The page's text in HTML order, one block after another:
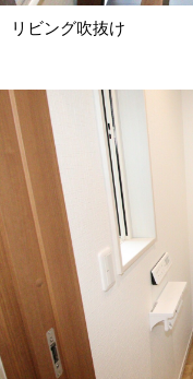
リビング吹抜け